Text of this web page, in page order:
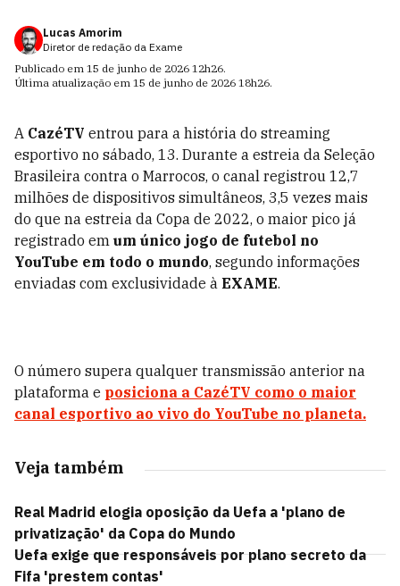
Lucas Amorim
Diretor de redação da Exame
Publicado em 15 de junho de 2026 12h26.
Última atualização em 15 de junho de 2026 18h26.
A CazéTV entrou para a história do streaming
esportivo no sábado, 13. Durante a estreia da Seleção
Brasileira contra o Marrocos, o canal registrou 12,7
milhões de dispositivos simultâneos, 3,5 vezes mais
do que na estreia da Copa de 2022, o maior pico já
registrado em um único jogo de futebol no
YouTube em todo o mundo, segundo informações
enviadas com exclusividade à EXAME.
O número supera qualquer transmissão anterior na
plataforma e posiciona a CazéTV como o maior
canal esportivo ao vivo do YouTube no planeta.
Veja também
Real Madrid elogia oposição da Uefa a 'plano de
privatização' da Copa do Mundo
Uefa exige que responsáveis por plano secreto da
Fifa 'prestem contas'